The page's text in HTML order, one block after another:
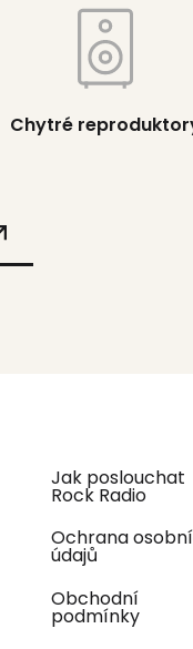
Chytré
Jak poslouchat
Rock Radio
Ochrana
údajů
Obchodní
podmínky